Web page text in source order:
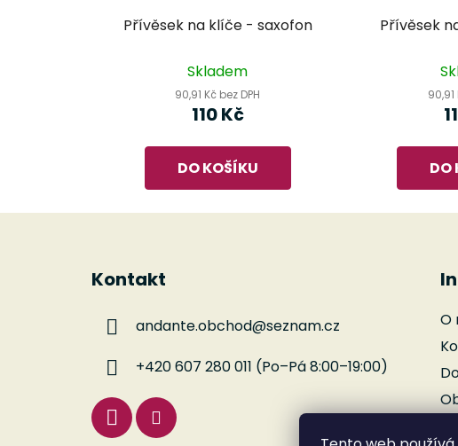
Přívěsek na klíče - saxofon
Skladem
90,91 Kč bez DPH
110 Kč
DO KOŠÍKU
Přívěsek
90,91
DO
Kontakt
andante.obchod@seznam.cz
+420 607 280 011 (Po–Pá 8:00–19:00)
O